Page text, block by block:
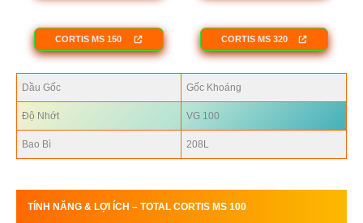
CORTIS MS 150 CORTIS MS 320
Dầu Gốc Gốc Khoáng
Độ Nhớt VG 100
Bao Bì 208L
TÍNH NĂNG & LỢI ÍCH – TOTAL CORTIS MS100